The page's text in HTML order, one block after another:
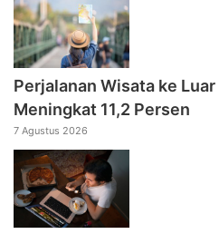
Perjalanan Wisata ke
Meningkat 11,2 Persen
7 Agustus 2026